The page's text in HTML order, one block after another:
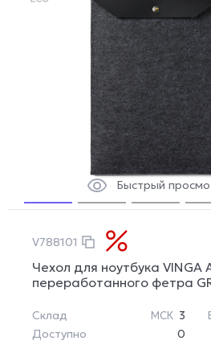
Быстрый
V788101
Чехол для ноутбука VINGA
переработанного фетра
Склад МСК 3
Доступно
0